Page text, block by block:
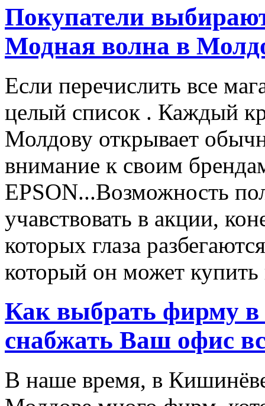
Покупатели
Модная волна в
Если перечислить все
целый список . Каждый
Молдову открывает
внимание к своим
EPSON...Возможность
учавствовать в акции,
которых глаза
который он может купить
Как выбрать фирму в
снабжать Ваш офис
В наше время, в